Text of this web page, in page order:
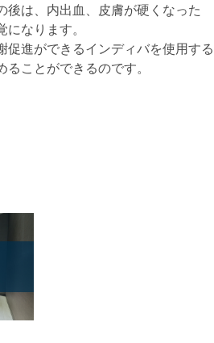
後は、内出血、皮膚が硬くなった
なります。
促進ができるインディバを使用する
ことができるのです。